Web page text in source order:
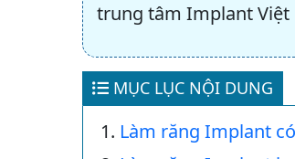
trung tâm Implant Việt
MỤC LỤC NỘI DUNG
Làm răng Implant